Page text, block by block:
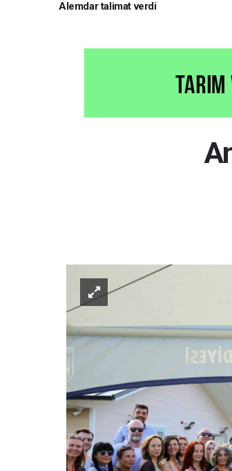
Alemdar talimat verdi